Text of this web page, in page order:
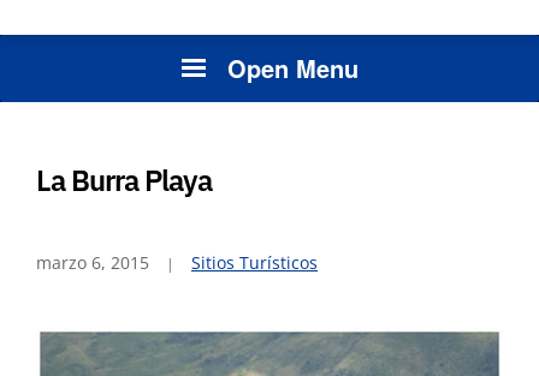
Open Menu
La Burra Playa
marzo 6, 2015 Sitios Turísticos